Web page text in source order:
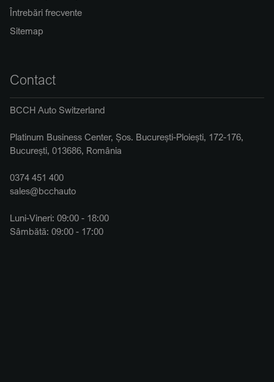
Întrebări frecvente
Sitemap
Contact
BCCH Auto Switzerland
Platinum Business Center, Șos. București-Ploiești, 172-176,
București, 013686, România
0374 451 400
sales@bcchauto
Luni-Vineri: 09:00 - 18:00
Sâmbătă: 09:00 - 17:00